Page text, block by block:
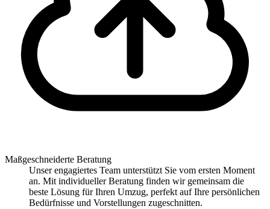
Maßgeschneiderte Beratung
Unser engagiertes Team unterstützt Sie vom ersten Moment
an. Mit individueller Beratung finden wir gemeinsam die
beste Lösung für Ihren Umzug, perfekt auf Ihre persönlichen
Bedürfnisse und Vorstellungen zugeschnitten.